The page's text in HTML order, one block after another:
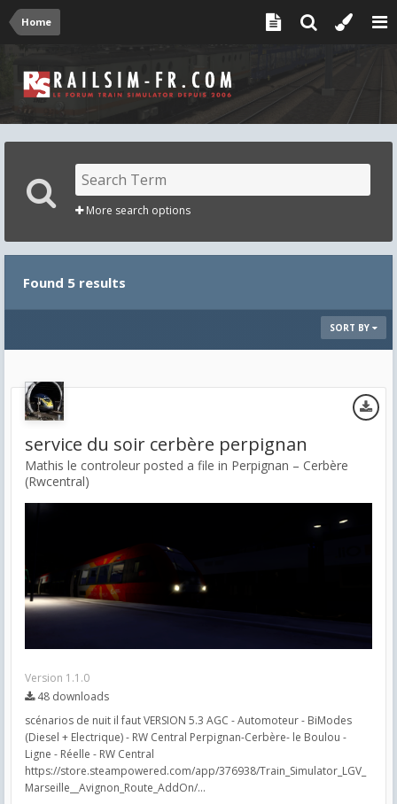
Home
More search options
Found 5 results
SORT BY
service du soir cerbère perpignan
Mathis le controleur posted a file in Perpignan – Cerbère
(Rwcentral)
Version 1.1.0
48 downloads
scénarios de nuit il faut VERSION 5.3 AGC - Automoteur - BiModes
(Diesel + Electrique) - RW Central Perpignan-Cerbère- le Boulou -
Ligne - Réelle - RW Central
https://store.steampowered.com/app/376938/Train_Simulator_LGV_
Marseille__Avignon_Route_AddOn/...